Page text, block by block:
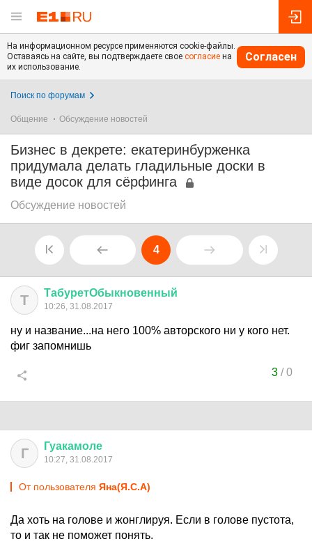
На информационном ресурсе применяются cookie-файлы.
Оставаясь на сайте, вы подтверждаете свое согласие на
их использование.
Согласен
Поиск по форумам
Общение Обсуждение новостей
Бизнес в декрете: екатеринбурженка
придумала делать гладильные доски в
виде досок для сёрфинга
Обсуждение новостей
4
Т ТабуретОбыкновенный
10:26, 31.08.2017
ну и название...на него 100% авторского ни у кого нет.
фиг запомнишь
3/0
Г Гуакамоле
10:27, 31.08.2017
От пользователя Яна(Я.С.А)
Да хоть на голове и жонглируя. Если в голове пустота,
то и так не поможет понять.